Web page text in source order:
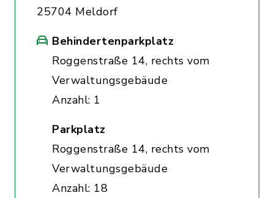
25704 Meldorf
Behindertenparkplatz
Roggenstraße 14, rechts vom
Verwaltungsgebäude
Anzahl: 1
Parkplatz
Roggenstraße 14, rechts vom
Verwaltungsgebäude
Anzahl: 18